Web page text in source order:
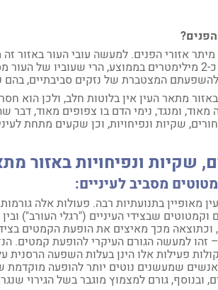
מיתר אזורי הפנים. למעשה עובי העור באזור
המצטברת של נזקים סביבתיים, בהם
מתאר העין אין בלוטות חלב, ולכן הוא
מאוד, ומנגד, נימי הדם בו צפופים מאוד, דבר
שקיות ונפיחויות, וכן שקעים מתחת
שקיות ונפיחויות באזור
מסביב לעיניים:
מאופיין בתנועתיות רבה. פעולות אלה
שבצידי העיניים ("רגלי העורב")
וכתוצאה מכך מאיצים את הופעת הקמטים
למעשה הגורם העיקרי להופעת קמטים.
פעילות אלו הינן בעלות השפעה הרסנית
שמעשנים נוטים יותר להופעה מוקדמת
גורם למצמוץ מוגבר בשל הגירוי